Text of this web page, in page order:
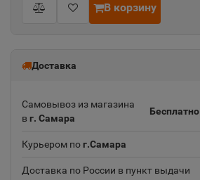
В корзину
Доставка
Самовывоз из магазина
в г. Самара
Бесплатно
Курьером пог.Самара
Доставка по России в пункт выдачи